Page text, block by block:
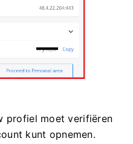
profiel moet verifiëren
kunt opnemen.